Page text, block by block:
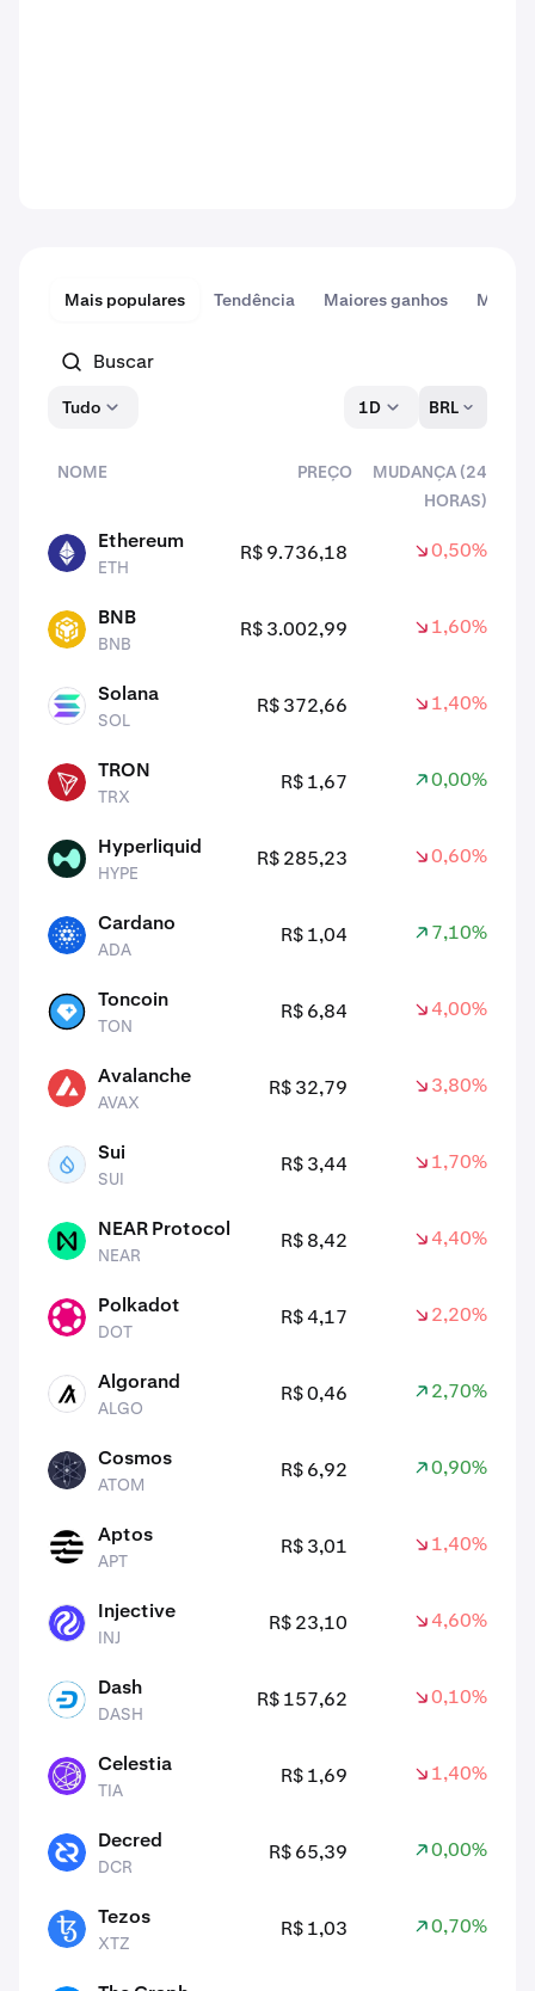
Mais populares Tendência Maiores ganhos
Tudo 1D BRL
NOME PREÇO
MUDANÇA (24
HORAS)
ETH Ethereum
ETH
R$ 9.736,18 0,50%
BNB BNB
BNB
R$ 3.002,99 1,60%
SOL Solana
SOL
R$ 372,66 1,40%
TRX TRON
TRX
R$ 1,67 0,00%
HYPE Hyperliquid
HYPE
R$ 285,23 0,60%
ADA Cardano
ADA
R$ 1,04 7,10%
TON Toncoin
TON
R$ 6,84 4,00%
AVAX Avalanche
AVAX
R$ 32,79 3,80%
SUI Sui
SUI
R$ 3,44 1,70%
NEAR NEAR Protocol
NEAR
R$ 8,42 4,40%
Polkadot
DOT
R$ 4,17 2,20%
ALGO Algorand
ALGO
R$ 0,46 2,70%
ATOM Cosmos
ATOM
R$ 6,92 0,90%
APT Aptos
APT
R$ 3,01 1,40%
INJ Injective
INJ
R$ 23,10 4,60%
DASH Dash
DASH
R$ 157,62 0,10%
TIA Celestia
TIA
R$ 1,69 1,40%
DCR Decred
DCR
R$ 65,39 0,00%
XTZ Tezos
XTZ
R$ 1,03 0,70%